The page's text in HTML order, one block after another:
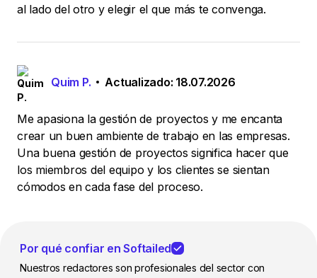
al lado del otro y elegir el que más te convenga.
Quim P. Actualizado: 18.07.2026
Me apasiona la gestión de proyectos y me encanta
crear un buen ambiente de trabajo en las empresas.
Una buena gestión de proyectos significa hacer que
los miembros del equipo y los clientes se sientan
cómodos en cada fase del proceso.
Por qué confiar en Softailed
Nuestros redactores son profesionales del sector con